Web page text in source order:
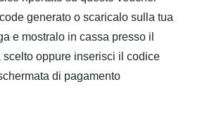
generato o scaricalo sulla tua
e mostralo in cassa presso il
scelto oppure inserisci il codice
di pagamento